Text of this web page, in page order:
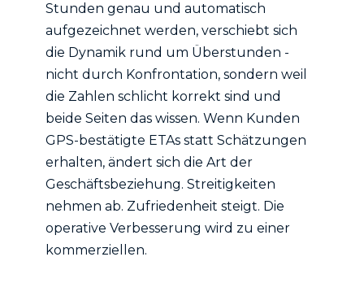
Stunden genau und automatisch
aufgezeichnet werden, verschiebt sich
die Dynamik rund um Überstunden -
nicht durch Konfrontation, sondern weil
die Zahlen schlicht korrekt sind und
beide Seiten das wissen. Wenn Kunden
GPS-bestätigte ETAs statt Schätzungen
erhalten, ändert sich die Art der
Geschäftsbeziehung. Streitigkeiten
nehmen ab. Zufriedenheit steigt. Die
operative Verbesserung wird zu einer
kommerziellen.